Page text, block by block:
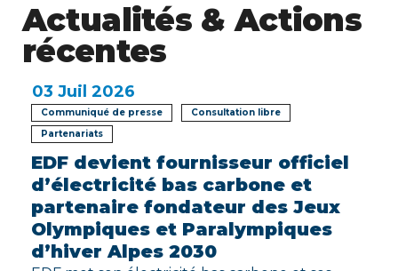
Actualités & Actions
récentes
03 Juil 2026
Communiqué de presse
Consultation libre
Partenariats
EDF devient fournisseur officiel
d’électricité bas carbone et
partenaire fondateur des Jeux
Olympiques et Paralympiques
d’hiver Alpes 2030